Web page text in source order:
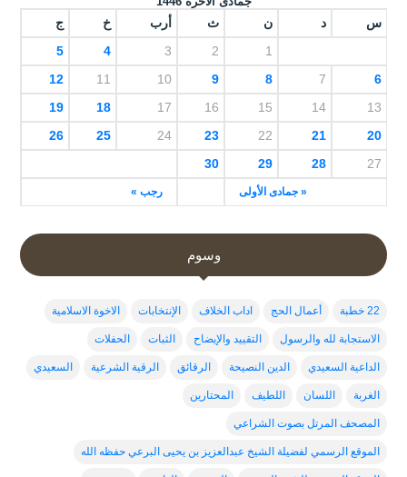
س د ن ث أرب خ ج
« جمادى الأولى رجب »
1
2
3
4
5
6
7
8
9
10
11
12
13
14
15
16
17
18
19
20
21
22
23
24
25
26
27
28
29
30
وسوم
22 خطبة أعمال الحج اداب الخلاف الإنتخابات الاخوة الاسلامية
الاستجابة لله والرسول التقييد والإيضاح الثبات الحفلات
الداعية السعيدي الدين النصيحة الرقائق الرقية الشرعية السعيدي
الغربة اللسان اللطيف المحتارين
المصحف المرتل بصوت الشراعي
الموقع الرسمي لفضيلة الشيخ عبدالعزيز بن يحيى البرعي حفظه الله